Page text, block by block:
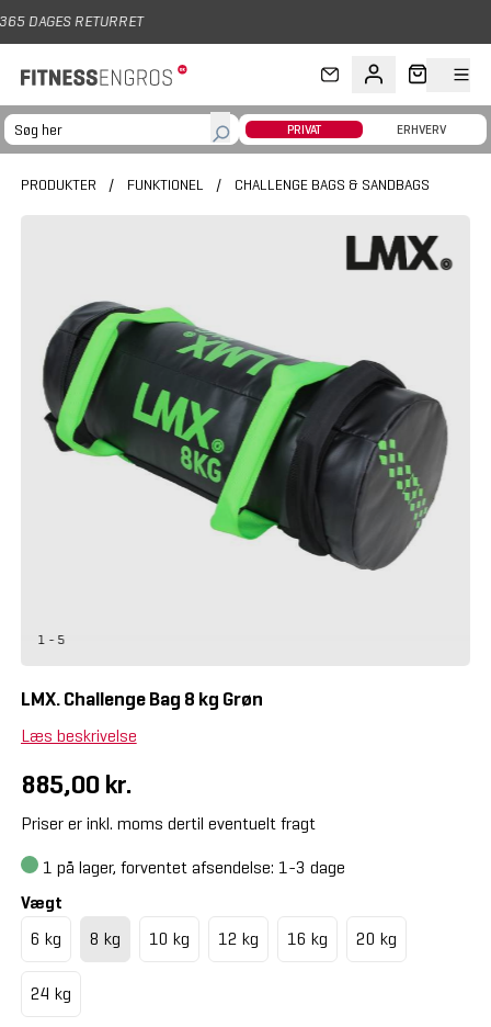
Gå til hovedindhold
PRIVAT ERHVERV
PRODUKTER / FUNKTIONEL / CHALLENGE BAGS & SANDBAGS
1 - 5
LMX. Challenge Bag 8 kg Grøn
Læs beskrivelse
885,00 kr.
Priser er inkl. moms dertil eventuelt fragt
1 på lager, forventet afsendelse: 1-3 dage
Vægt
6 kg
8 kg 10 kg 12 kg 16 kg 20 kg
24 kg